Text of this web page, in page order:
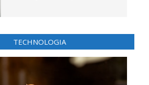
TECHNOLOGIA